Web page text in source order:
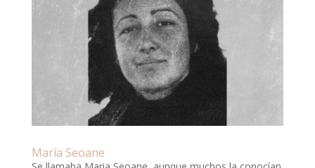
María Seoane